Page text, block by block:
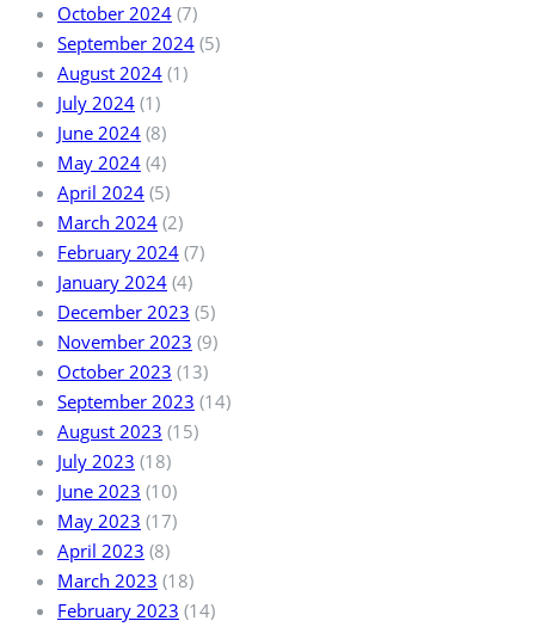
October 2024 (7)
September 2024 (5)
August 2024 (1)
July 2024 (1)
June 2024 (8)
May 2024 (4)
April 2024 (5)
March 2024 (2)
February 2024 (7)
January 2024 (4)
December 2023 (5)
November 2023 (9)
October 2023 (13)
September 2023 (14)
August 2023 (15)
July 2023 (18)
June 2023 (10)
May 2023 (17)
April 2023 (8)
March 2023 (18)
February 2023 (14)